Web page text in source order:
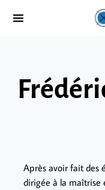
Après avoir fait des
dirigée à la maîtrise